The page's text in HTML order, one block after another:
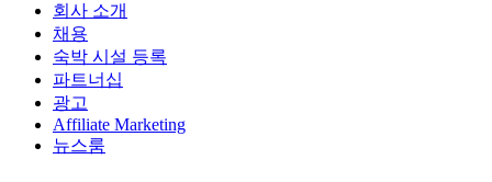
회사 소개
채용
숙박 시설 등록
파트너십
광고
Affiliate Marketing
뉴스룸